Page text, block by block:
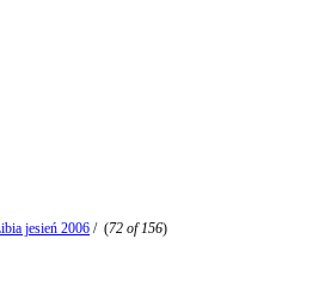
jesień 2006 / (72 of 156)